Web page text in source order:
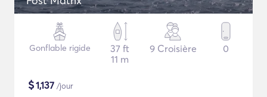
Gonflable rigide
37 ft
11 m
9 Croisière 0
$1,137 /jour